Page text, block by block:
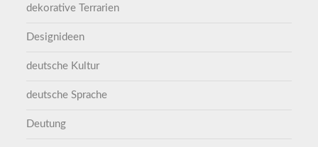
dekorative Terrarien
Designideen
deutsche Kultur
deutsche Sprache
Deutung